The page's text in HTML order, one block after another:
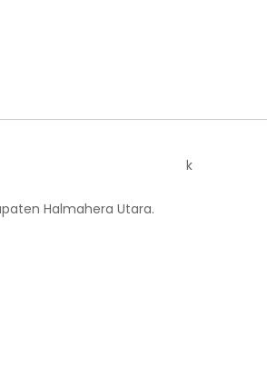
Halmahera Utara.
k